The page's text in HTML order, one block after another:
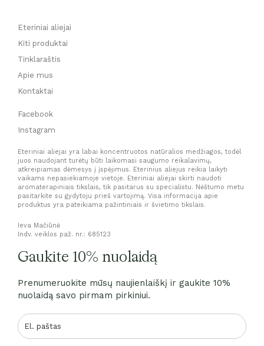
Eteriniai aliejai
Kiti produktai
Tinklaraštis
Apie mus
Kontaktai
Facebook
Instagram
Eteriniai aliejai yra labai koncentruotos natūralios medžiagos, todėl
juos naudojant turėtų būti laikomasi saugumo reikalavimų,
atkreipiamas dėmesys į įspėjimus. Eterinius aliejus reikia laikyti
vaikams nepasiekiamoje vietoje. Eteriniai aliejai skirti naudoti
aromaterapiniais tikslais, tik pasitarus su specialistu. Nėštumo metu
pasitarkite su gydytoju prieš vartojimą. Visa informacija apie
produktus yra pateikiama pažintiniais ir švietimo tikslais.
Ieva Mačiūnė
Indv. veiklos paž. nr.: 685123
Gaukite 10% nuolaidą
Prenumeruokite mūsų naujienlaiškį ir gaukite 10%
nuolaidą savo pirmam pirkiniui.